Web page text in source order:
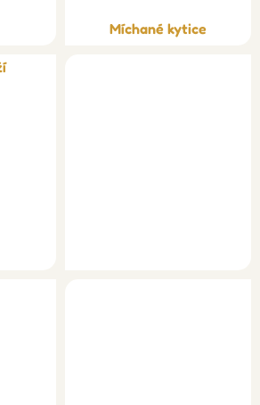
Míchané kytice